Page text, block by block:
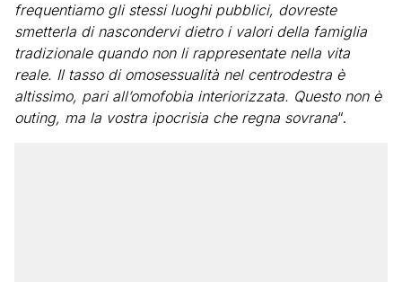
frequentiamo gli stessi luoghi pubblici, dovreste
smetterla di nascondervi dietro i valori della famiglia
tradizionale quando non li rappresentate nella vita
reale. Il tasso di omosessualità nel centrodestra è
altissimo, pari all’omofobia interiorizzata. Questo non è
outing, ma la vostra ipocrisia che regna sovrana“.